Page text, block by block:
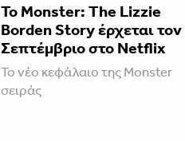
Το Monster: The Lizzie
Borden Story έρχεται τον
Σεπτέμβριο στο Netflix
Το νέο κεφάλαιο της Monster
σειράς